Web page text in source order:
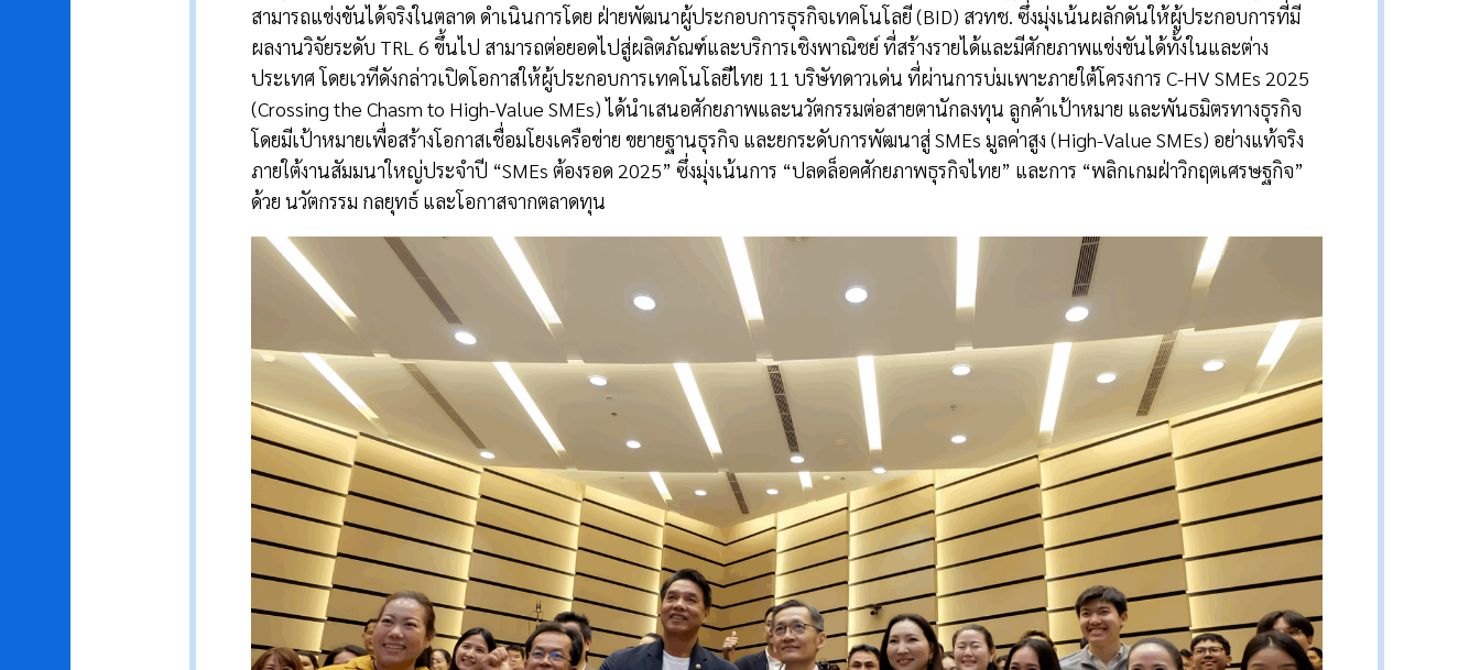
สามารถแข่งขันได้จริงในตลาด ดำเนินการโดย ฝ่ายพัฒนาผู้ประกอบการธุรกิจเทคโนโลยี (BID) สวทช. ซึ่งมุ่งเน้นผลักดันให้ผู้ประกอบการที่มี
ผลงานวิจัยระดับ TRL 6 ขึ้นไป สามารถต่อยอดไปสู่ผลิตภัณฑ์และบริการเชิงพาณิชย์ ที่สร้างรายได้และมีศักยภาพแข่งขันได้ทั้งในและต่าง
ประเทศ โดยเวทีดังกล่าวเปิดโอกาสให้ผู้ประกอบการเทคโนโลยีไทย 11 บริษัทดาวเด่น ที่ผ่านการบ่มเพาะภายใต้โครงการ C-HV SMEs 2025
(Crossing the Chasm to High-Value SMEs) ได้นำเสนอศักยภาพและนวัตกรรมต่อสายตานักลงทุน ลูกค้าเป้าหมาย และพันธมิตรทางธุรกิจ
โดยมีเป้าหมายเพื่อสร้างโอกาสเชื่อมโยงเครือข่าย ขยายฐานธุรกิจ และยกระดับการพัฒนาสู่ SMEs มูลค่าสูง (High-Value SMEs) อย่างแท้จริง
ภายใต้งานสัมมนาใหญ่ประจำปี “SMEs ต้องรอด 2025” ซึ่งมุ่งเน้นการ “ปลดล็อคศักยภาพธุรกิจไทย” และการ “พลิกเกมฝ่าวิกฤตเศรษฐกิจ”
ด้วย นวัตกรรม กลยุทธ์ และโอกาสจากตลาดทุน